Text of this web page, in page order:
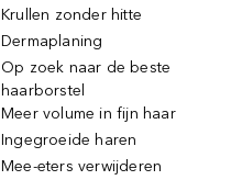
Krullen zonder hitte
Dermaplaning
Op zoek naar de beste
haarborstel
Meer volume in fijn haar
Ingegroeide haren
Mee-eters verwijderen